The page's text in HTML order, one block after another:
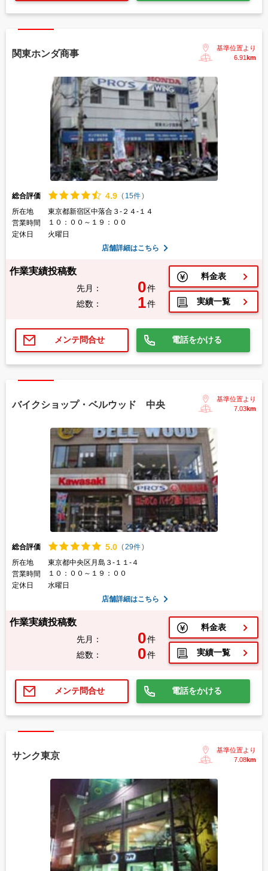
関東ホンダ商事
基準位置より
6.91km
総合評価 4.9 ( 15件)
所在地
東京都新宿区中落合３-２４-１４
営業時間
１０：００～１９：００
定休日
火曜日
店舗詳細はこちら
作業実績投稿数
先月： 0件
総数：
1件
料金表
実績一覧
メンテ問合せ 電話をかける
バイクショップ・ベルウッド 中央
基準位置より
7.03km
総合評価 5.0 (29件)
所在地
東京都中央区月島３-１１-４
営業時間
１０：００～１９：００
定休日
水曜日
店舗詳細はこちら
作業実績投稿数
先月： 0件
総数：
0件
料金表
実績一覧
メンテ問合せ 電話をかける
サンク東京
基準位置より
7.08km